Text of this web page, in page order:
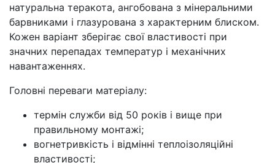
натуральна теракота, ангобована з мінеральними
барвниками і глазурована з характерним блиском.
Кожен варіант зберігає свої властивості при
значних перепадах температур і механічних
навантаженнях.
Головні переваги матеріалу:
термін служби від 50 років і вище при
правильному монтажі;
вогнетривкість і відмінні теплоізоляційні
властивості;